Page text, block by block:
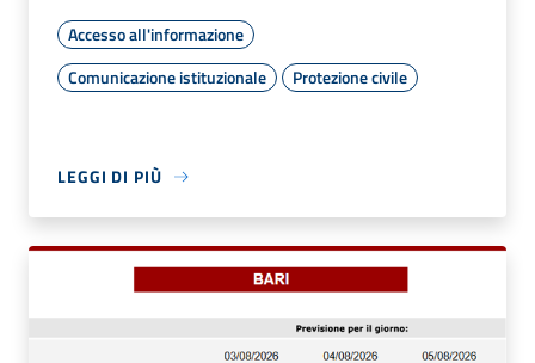
Accesso all'informazione
Comunicazione istituzionale
Protezione civile
LEGGI DI PIÙ